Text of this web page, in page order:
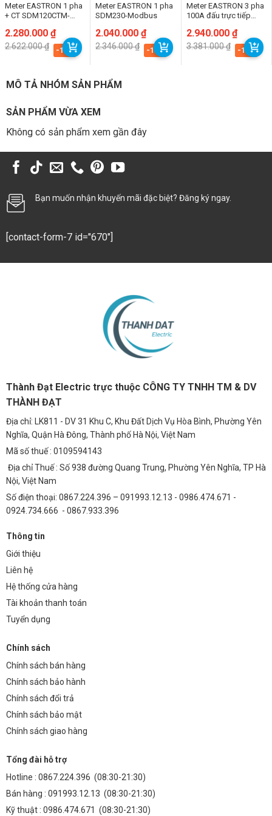
Meter EASTRON 1 pha
+ CT SDM120CTM-
2.622.000₫
Giá
gốc
là:
2.280.000 ₫
Giá
hiện
tại
-13%
Meter EASTRON 1 pha
SDM230-Modbus
2.346.000₫
Giá
gốc
là:
2.040.000₫
Giá
hiện
tại
-13%
Meter EASTRON 3 pha
100A đấu trực tiếp
3.381.000₫
Giá
gốc
là:
2.940.000 ₫
Giá
hiện
tại
-13%
MÔ TẢ NHÓM SẢN PHẨM
SẢN PHẨM VỪA XEM
Không có sản phẩm xem gần đây
Bạn muốn nhận khuyến mãi đặc biệt? Đăng ký ngay.
[contact-form-7 id="670"]
Thành Đạt Electric trực thuộc CÔNG TY TNHH TM & DV
THÀNH ĐẠT
Địa chỉ: LK811 - DV 31 Khu C, Khu Đất Dịch Vụ Hòa Bình, Phường Yên
Nghĩa, Quận Hà Đông, Thành phố Hà Nội, Việt Nam
Mã số thuế : 0109594143
Địa chỉ Thuế : Số 938 đường Quang Trung, Phường Yên Nghĩa, TP Hà
Nội, Việt Nam
Số điện thoại: 0867.224.396 – 091993.12.13 - 0986.474.671 -
0924.734.666 - 0867.933.396
Thông tin
Giới thiệu
Liên hệ
Hệ thống cửa hàng
Tài khoản thanh toán
Tuyển dụng
Chính sách
Chính sách bán hàng
Chính sách bảo hành
Chính sách đổi trả
Chính sách bảo mật
Chính sách giao hàng
Tổng đài hỗ trợ
Hotline : 0867.224.396 (08:30-21:30)
Bán hàng : 091993.12.13 (08:30-21:30)
Kỹ thuật : 0986.474.671 (08:30-21:30)